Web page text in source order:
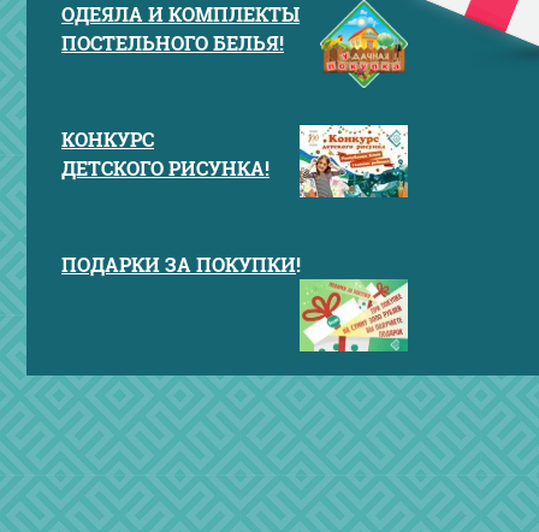
ОДЕЯЛА И КОМПЛЕКТЫ
ПОСТЕЛЬНОГО БЕЛЬЯ!
КОНКУРС
ДЕТСКОГО РИСУНКА!
ПОДАРКИ ЗА ПОКУПКИ!